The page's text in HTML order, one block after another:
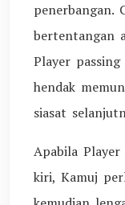
penerbangan.
bertentangan
Player
hendak
siasat
Apabila
kiri, Kamuj